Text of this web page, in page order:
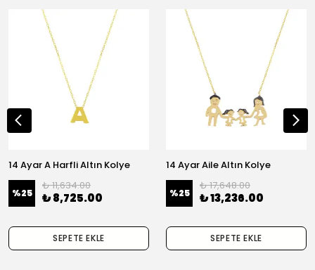
14 Ayar A Harfli Altın Kolye
%25
₺ 11,634.00
₺ 8,725.00
SEPETE EKLE
14 Ayar Aile Altın Kolye
%25
₺ 17,648.00
₺ 13,236.00
SEPETE EKLE